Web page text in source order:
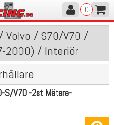
0
Volvo / S70/V70 /
2000) / Interiör
S/V70 -2st Mätare-